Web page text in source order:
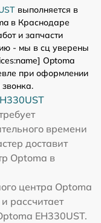
выполняется в
в Краснодаре
и запчасти
- мы в сц уверены
Optoma
при оформлении
времени
доставит
Optoma в
центра Optoma
рассчитает
EH330UST.